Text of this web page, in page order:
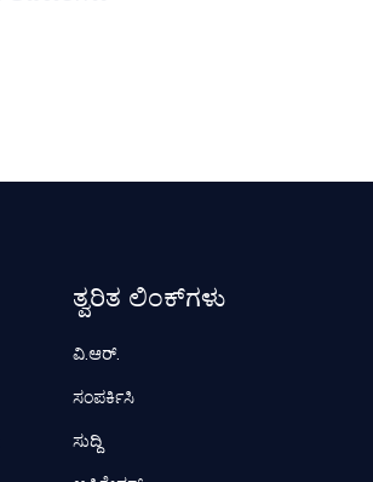
ತ್ವರಿತ ಲಿಂಕ್‌ಗಳು
ವಿ.ಆರ್.
ಸಂಪರ್ಕಿಸಿ
ಸುದ್ದಿ